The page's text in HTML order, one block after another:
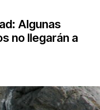
Algunas
no llegarán a